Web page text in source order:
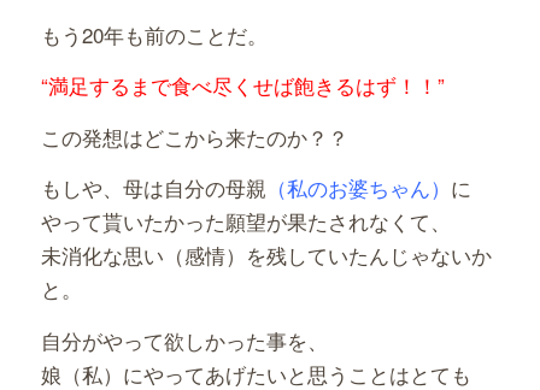
もう20年も前のことだ。
“満足するまで食べ尽くせば飽きるはず！！”
この発想はどこから来たのか？？
もしや、母は自分の母親 （私のお婆ちゃん） に
やって貰いたかった願望が果たされなくて、
未消化な思い（感情）を残していたんじゃないか
と。
自分がやって欲しかった事を、
娘（私）にやってあげたいと思うことはとても